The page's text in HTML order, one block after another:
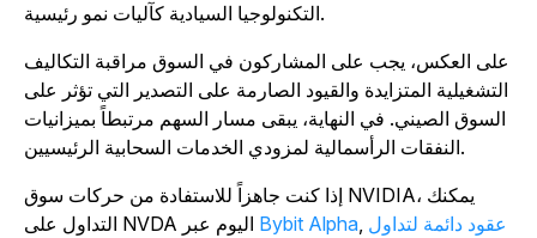
على العكس، يجب على المشاركون في السوق مراقبة التكاليف
التشغيلية المتزايدة والقيود الصارمة على التصدير التي تؤثر على
السوق الصيني. في النهاية، يبقى مسار السهم مرتبطاً بميزانيات
إذا كنت جاهزاً للاستفادة من حركات سوق NVIDIA، يمكنك
التداول على NVDA اليوم عبرBybit Alpha,عقود دائمة لتداول